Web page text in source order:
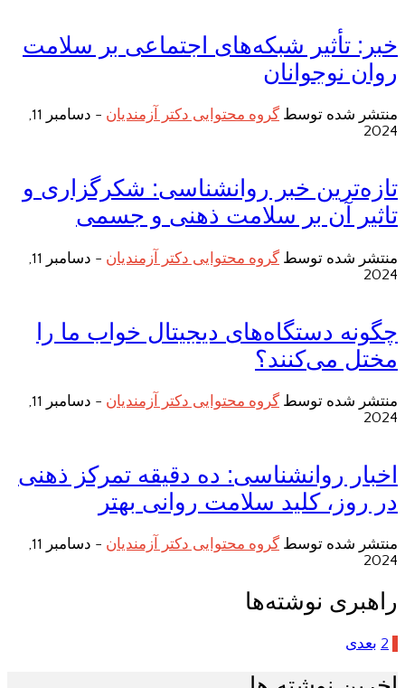
خبر: تأثیر شبکه‌های اجتماعی بر سلامت
روان نوجوانان
منتشر شده توسط گروه محتوایی دکتر آزمندیان -
دسامبر 11,
2024
تازه‌ترین خبر روانشناسی: شکرگزاری و
تاثیر آن بر سلامت ذهنی و جسمی
منتشر شده توسط گروه محتوایی دکتر آزمندیان -
2024
چگونه دستگاه‌های دیجیتال خواب ما را
مختل می‌کنند؟
منتشر شده توسط گروه محتوایی دکتر آزمندیان -
دسامبر 11,
2024
اخبار روانشناسی: ده دقیقه تمرکز ذهنی
در روز، کلید سلامت روانی بهتر
منتشر شده توسط گروه محتوایی دکتر آزمندیان -
دسامبر 11,
2024
راهبری نوشته‌ها
2 بعدی